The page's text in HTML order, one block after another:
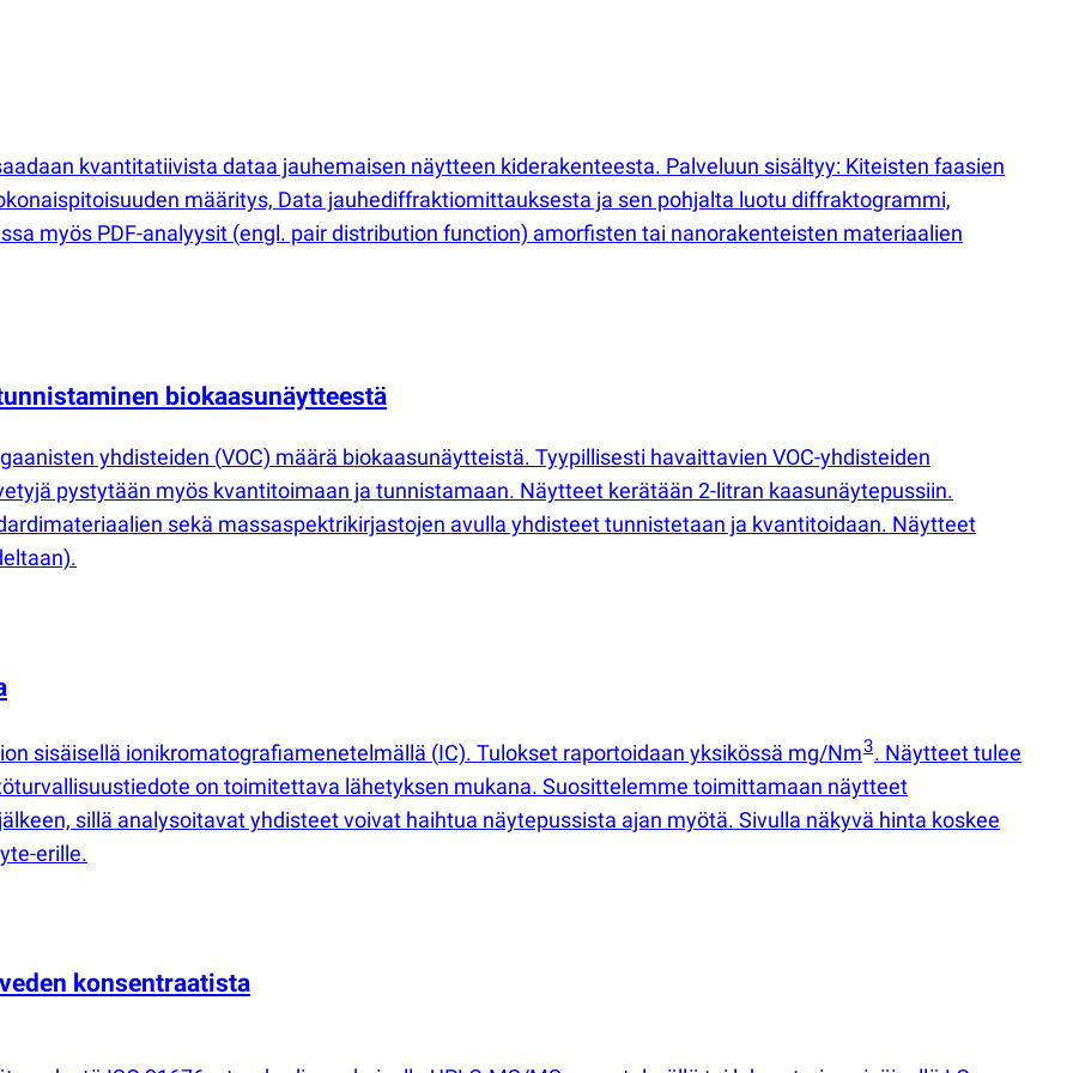
kvantitatiivista dataa jauhemaisen näytteen kiderakenteesta. Palveluun sisältyy: Kiteisten faasien
määritys, Data jauhediffraktiomittauksesta ja sen pohjalta luotu diffraktogrammi,
myös PDF-analyysit (engl. pair distribution function) amorfisten tai nanorakenteisten materiaalien
biokaasunäytteestä
yhdisteiden (VOC) määrä biokaasunäytteistä. Tyypillisesti havaittavien VOC-yhdisteiden
pystytään myös kvantitoimaan ja tunnistamaan. Näytteet kerätään 2-litran kaasunäytepussiin.
sekä massaspektrikirjastojen avulla yhdisteet tunnistetaan ja kvantitoidaan. Näytteet
sisäisellä ionikromatografiamenetelmällä (IC). Tulokset raportoidaan yksikössä mg/Nm3. Näytteet tulee
on toimitettava lähetyksen mukana. Suosittelemme toimittamaan näytteet
sillä analysoitavat yhdisteet voivat haihtua näytepussista ajan myötä. Sivulla näkyvä hinta koskee
erille.
konsentraatista